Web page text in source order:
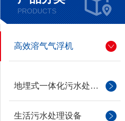
PRODUCTS
高效溶气气浮机
地埋式一体化污水处理设备
生活污水处理设备